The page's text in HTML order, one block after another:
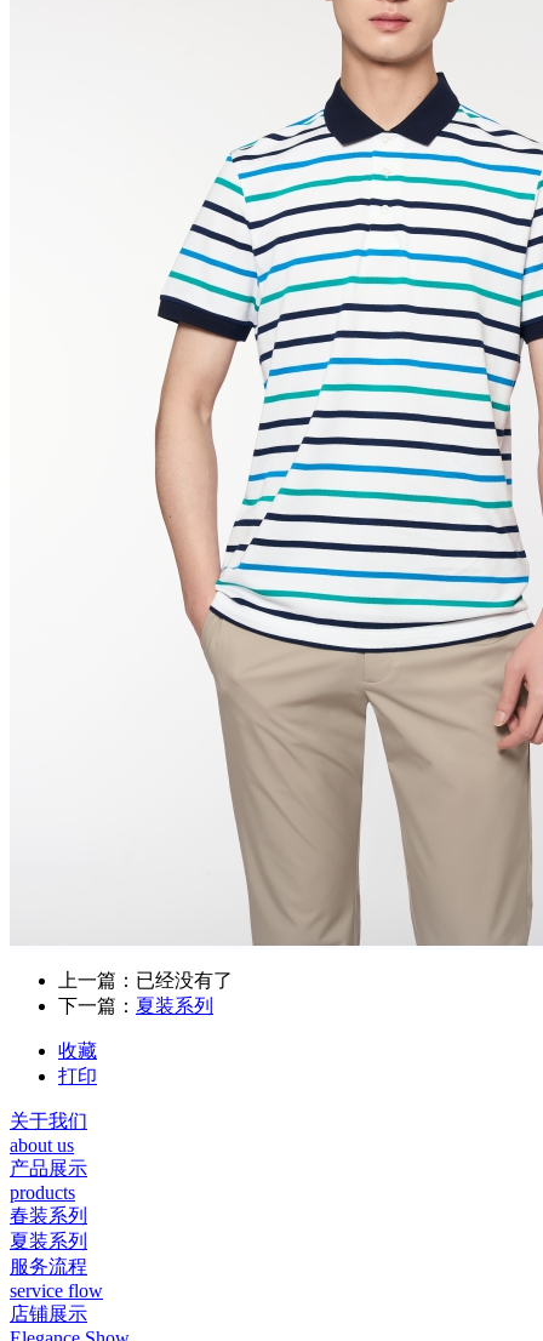
上一篇：已经没有了
下一篇： 夏装系列
收藏
打印
关于我们
about us
产品展示
products
春装系列
夏装系列
服务流程
service flow
店铺展示